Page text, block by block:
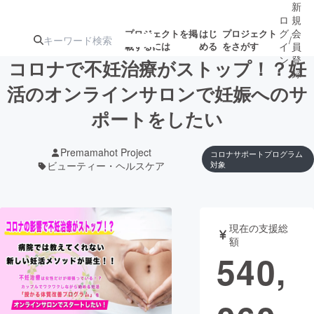
プロジェクトを掲
載するには
はじ
める
プロジェクト
をさがす
注目のリ 注目の新着プロ 募集終了が近いプ
テクノロジー・ガジェット ゲーム・サ
映像・映画 書籍・雑誌
ビジネス・起業
ロ
グ
イ
ン
/
新
規
会
員
登
録
コロナで不妊治療がストップ！？妊
活のオンラインサロンで妊娠へのサ
ポートをしたい
Premamahot Project
ビューティー・ヘルスケア
コロナサポートプログラム
対象
現在の支援総
額
540,